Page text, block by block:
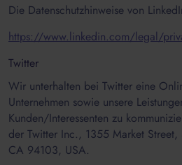
Die Datenschutzhinweise von
https://www.linkedin.com/legal/
Twitter
Wir unterhalten bei Twitter eine
Unternehmen sowie unsere
Kunden/Interessenten zu
der Twitter Inc., 1355 Market
CA 94103, USA.